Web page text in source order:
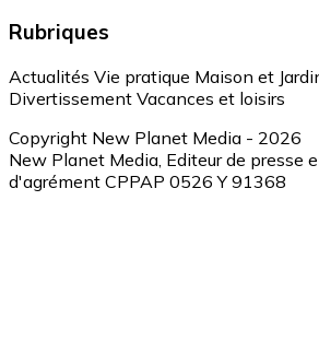
Rubriques
Actualités Vie pratique Maison et
Divertissement Vacances et loisirs
Copyright New Planet Media - 2026
New Planet Media, Editeur de presse
d'agrément CPPAP 0526 Y 91368